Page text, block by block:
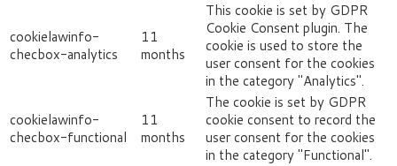
cookielawinfo-
checbox-analytics
11
months
This cookie is set by GDPR
Cookie Consent plugin. The
cookie is used to store the
user consent for the cookies
in the category "Analytics".
cookielawinfo-
checbox-functional
11
months
The cookie is set by GDPR
cookie consent to record the
user consent for the cookies
in the category "Functional".